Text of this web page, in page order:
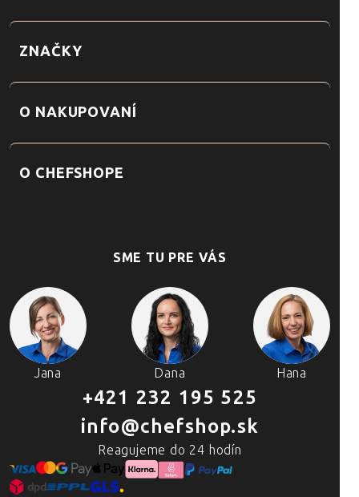
ZNAČKY
O NAKUPOVANÍ
O CHEFSHOPE
SME TU PRE VÁS
Jana Dana Hana
+421 232 195 525
info@chefshop.sk
Reagujeme do 24 hodín